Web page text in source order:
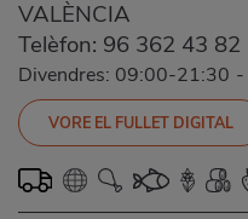
VALÈNCIA
Telèfon: 96 362 43 82
Divendres: 09:00-21:30 -
VORE EL FULLET DIGITAL